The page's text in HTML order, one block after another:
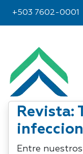
+503 7602-0001
Revista:
Entre